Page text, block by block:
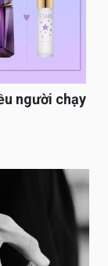
người chạy